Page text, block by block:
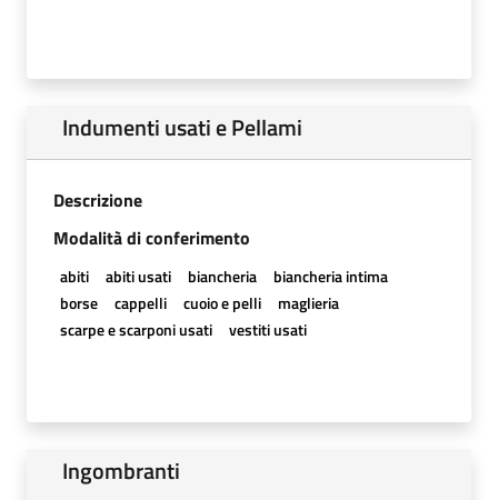
Indumenti usati e Pellami
Descrizione
Modalità di conferimento
abiti abiti usati biancheria
biancheria intima
borse
cappelli cuoio e pelli
maglieria
scarpe e scarponi usati
vestiti usati
Ingombranti